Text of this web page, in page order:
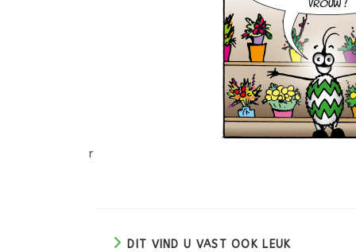
r
DIT VIND U VAST OOK LEUK